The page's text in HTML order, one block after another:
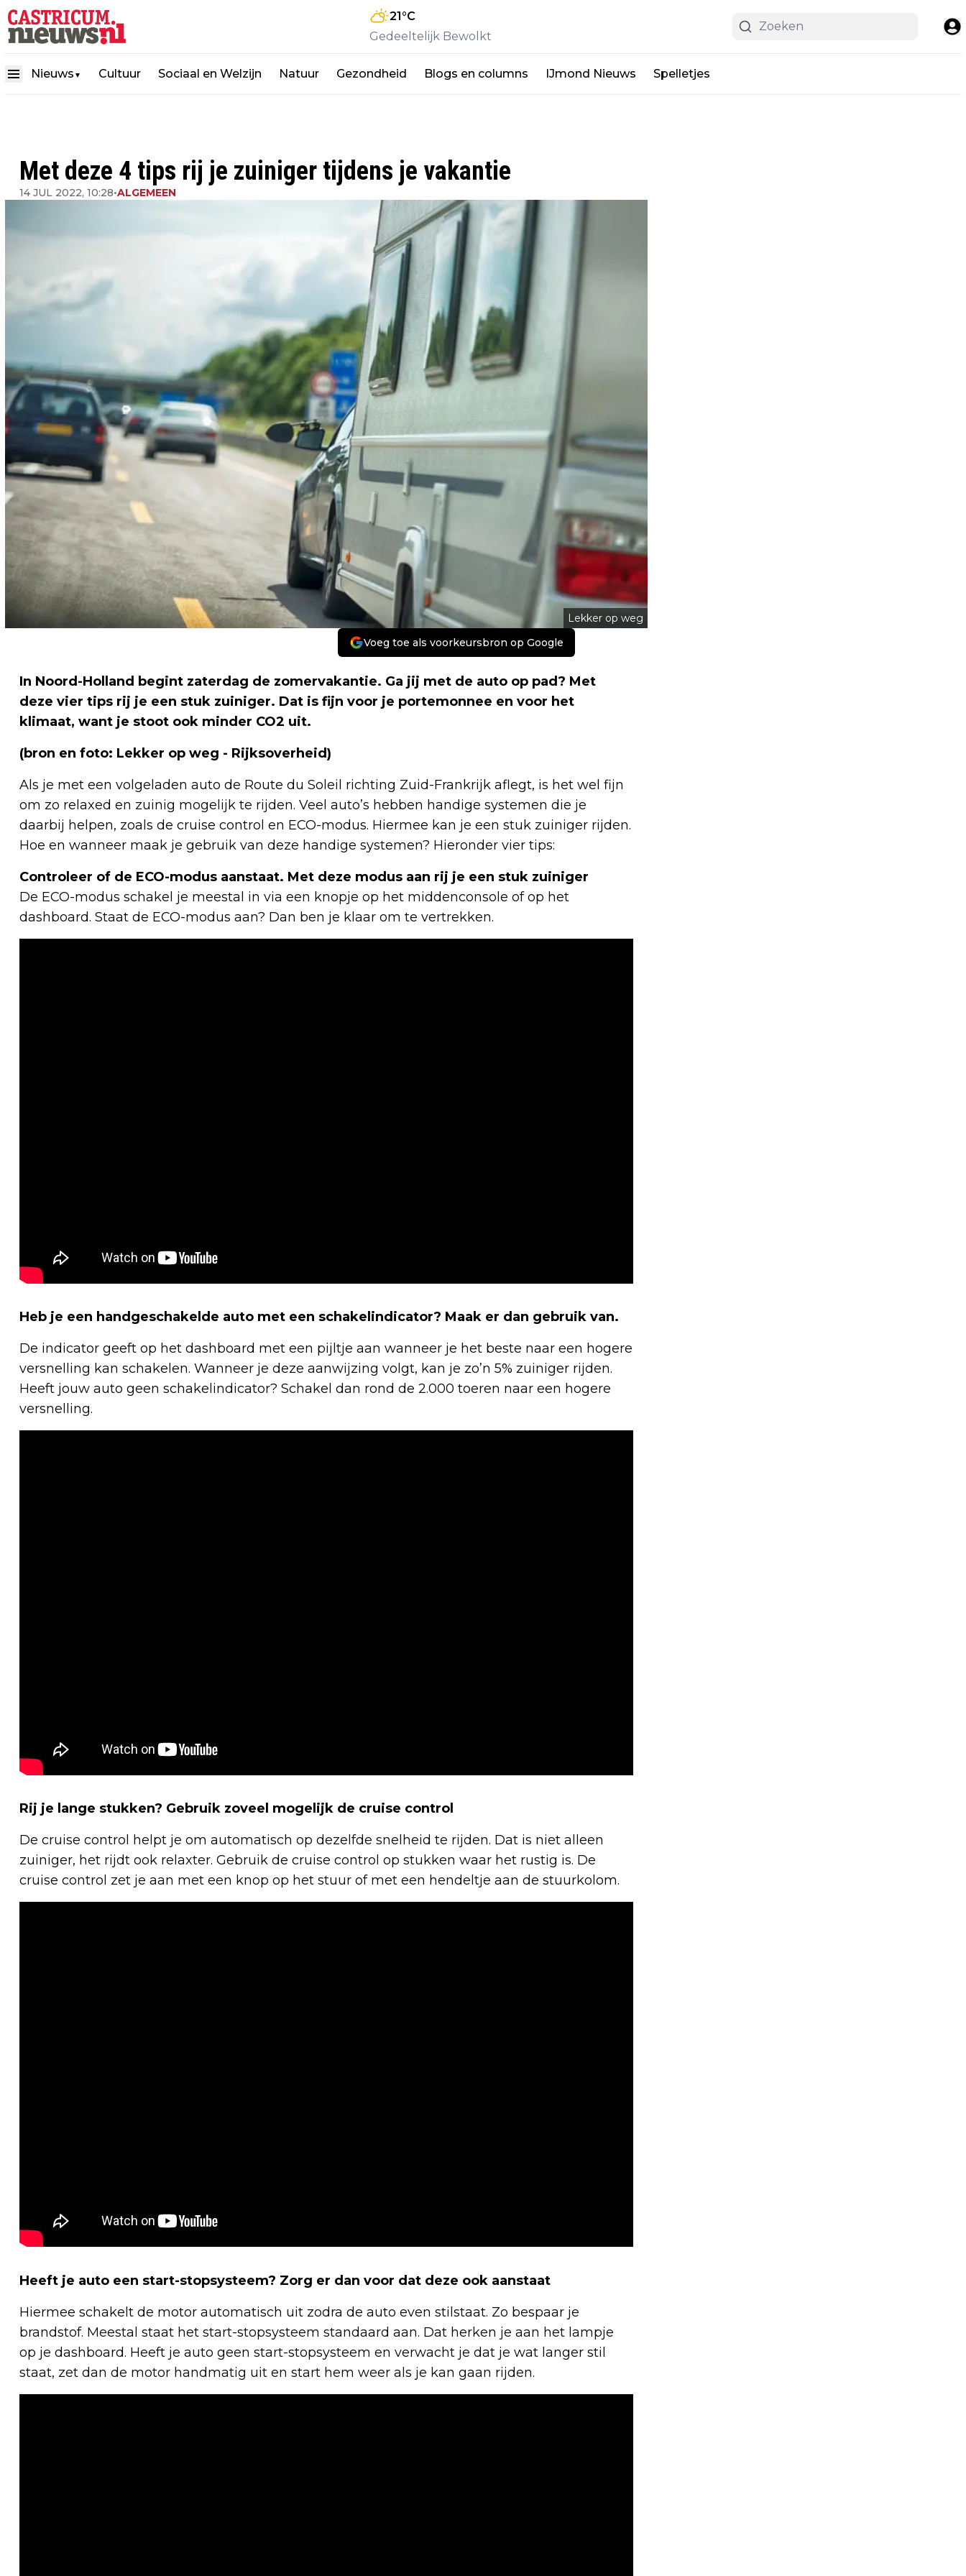
21°C
Gedeeltelijk Bewolkt
Nieuws ▼ Cultuur Sociaal en Welzijn Natuur Gezondheid Blogs en columns IJmond Nieuws Spelletjes
Met deze 4 tips rij je zuiniger tijdens je vakantie
14 JUL 2022, 10:28•ALGEMEEN
Lekker op weg
Voeg toe als voorkeursbron op Google
In Noord-Holland begint zaterdag de zomervakantie. Ga jij met de auto op pad? Met
deze vier tips rij je een stuk zuiniger. Dat is fijn voor je portemonnee en voor het
klimaat, want je stoot ook minder CO2 uit.
(bron en foto: Lekker op weg - Rijksoverheid)
Als je met een volgeladen auto de Route du Soleil richting Zuid-Frankrijk aflegt, is het wel fijn
om zo relaxed en zuinig mogelijk te rijden. Veel auto’s hebben handige systemen die je
daarbij helpen, zoals de cruise control en ECO-modus. Hiermee kan je een stuk zuiniger rijden.
Hoe en wanneer maak je gebruik van deze handige systemen? Hieronder vier tips:
Controleer of de ECO-modus aanstaat. Met deze modus aan rij je een stuk zuiniger
De ECO-modus schakel je meestal in via een knopje op het middenconsole of op het
dashboard. Staat de ECO-modus aan? Dan ben je klaar om te vertrekken.
Heb je een handgeschakelde auto met een schakelindicator? Maak er dan gebruik van.
De indicator geeft op het dashboard met een pijltje aan wanneer je het beste naar een hogere
versnelling kan schakelen. Wanneer je deze aanwijzing volgt, kan je zo’n 5% zuiniger rijden.
Heeft jouw auto geen schakelindicator? Schakel dan rond de 2.000 toeren naar een hogere
versnelling.
Rij je lange stukken? Gebruik zoveel mogelijk de cruise control
De cruise control helpt je om automatisch op dezelfde snelheid te rijden. Dat is niet alleen
zuiniger, het rijdt ook relaxter. Gebruik de cruise control op stukken waar het rustig is. De
cruise control zet je aan met een knop op het stuur of met een hendeltje aan de stuurkolom.
Heeft je auto een start-stopsysteem? Zorg er dan voor dat deze ook aanstaat
Hiermee schakelt de motor automatisch uit zodra de auto even stilstaat. Zo bespaar je
brandstof. Meestal staat het start-stopsysteem standaard aan. Dat herken je aan het lampje
op je dashboard. Heeft je auto geen start-stopsysteem en verwacht je dat je wat langer stil
staat, zet dan de motor handmatig uit en start hem weer als je kan gaan rijden.